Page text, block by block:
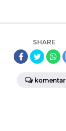
SHARE
komentar